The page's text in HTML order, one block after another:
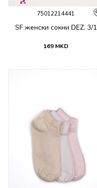
75012214441
SF женски сокни DEZ. 3/1
169 MKD